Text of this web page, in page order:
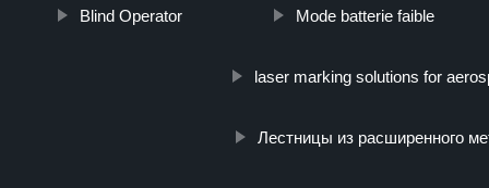
Blind Operator Mode batterie faible
laser marking solutions for
Лестницы из расширенного